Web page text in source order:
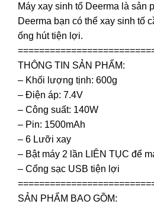
Máy xay sinh tố Deerma là sản
Deerma bạn có thể xay sinh tố
ống hút tiện lợi.
THÔNG TIN SẢN PHẨM:
– Khối lượng tịnh: 600g
– Điện áp: 7.4V
– Công suất: 140W
– Pin: 1500mAh
– 6 Lưỡi xay
– Bật máy 2 lần LIÊN TỤC để
– Cổng sạc USB tiện lợi
SẢN PHẨM BAO GỒM: